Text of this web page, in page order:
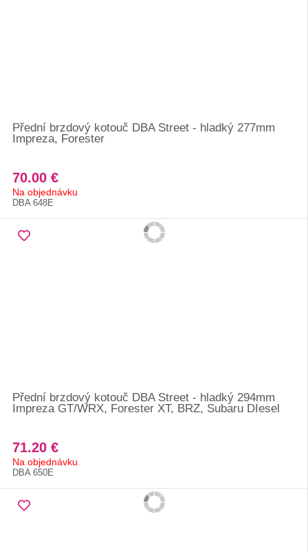
Přední brzdový kotouč DBA Street - hladký 277mm
Impreza, Forester
70.00 €
Na objednávku
DBA 648E
Přední brzdový kotouč DBA Street - hladký 294mm
Impreza GT/WRX, Forester XT, BRZ, Subaru DIesel
71.20 €
Na objednávku
DBA 650E